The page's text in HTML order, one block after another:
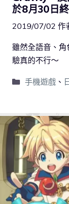
於8月30日
2019/07/02 作
雖然全語音、
驗真的不行～
手機遊戲、